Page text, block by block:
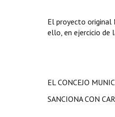
El proyecto original
ello, en ejercicio de
EL CONCEJO
SANCIONA CON